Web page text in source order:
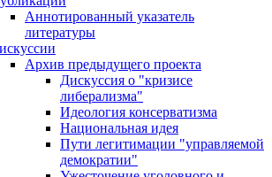
Аннотированный указатель
литературы
Архив предыдущего проекта
Дискуссия о "кризисе
либерализма"
Идеология консерватизма
Национальная идея
Пути легитимации "управляемой
демократии"